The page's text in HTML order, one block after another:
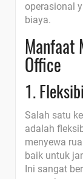
operasional
biaya.
Manfaat
Office
1.
Salah satu
adalah
menyewa
baik untuk
Ini sangat